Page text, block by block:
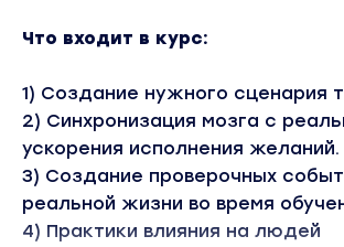
Что входит в курс:
1) Создание нужного сценария
2) Синхронизация мозга с
ускорения исполнения желаний.⠀
3) Создание проверочных
реальной жизни во время
4) Практики влияния на людей